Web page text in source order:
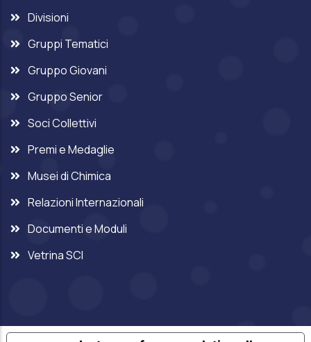
Divisioni
Gruppi Tematici
Gruppo Giovani
Gruppo Senior
Soci Collettivi
Premi e Medaglie
Musei di Chimica
Relazioni Internazionali
Documenti e Moduli
Vetrina SCI